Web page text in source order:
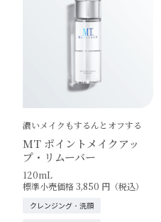
濃いメイクもするんとオフする
MT ポイントメイクアッ
プ・リムーバー
120mL
標準小売価格 3,850 円（税込）
クレンジング・洗顔